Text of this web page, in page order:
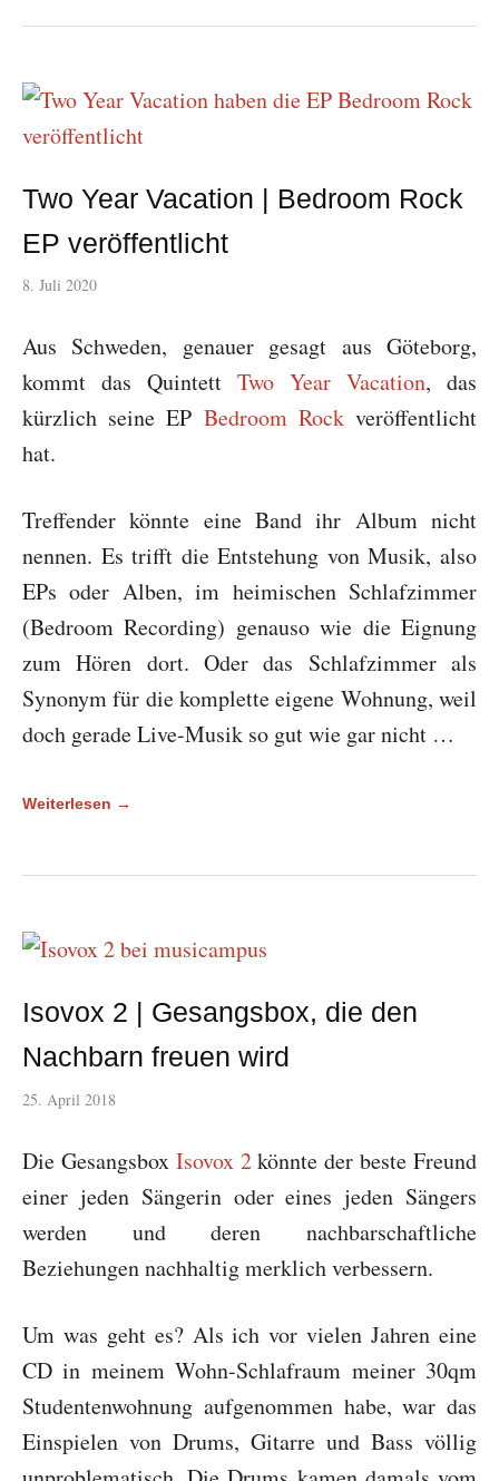
Two Year Vacation | Bedroom Rock
EP veröffentlicht
8. Juli 2020
Aus Schweden, genauer gesagt aus Göteborg,
kommt das Quintett Two Year Vacation, das
kürzlich seine EP Bedroom Rockveröffentlicht
hat.
Treffender könnte eine Band ihr Album nicht
nennen. Es trifft die Entstehung von Musik, also
EPs oder Alben, im heimischen Schlafzimmer
(Bedroom Recording) genauso wie die Eignung
zum Hören dort. Oder das Schlafzimmer als
Synonym für die komplette eigene Wohnung, weil
doch gerade Live-Musik so gut wie gar nicht …
Weiterlesen →
Isovox 2 | Gesangsbox, die den
Nachbarn freuen wird
25. April 2018
Die Gesangsbox Isovox 2könnte der beste Freund
einer jeden Sängerin oder eines jeden Sängers
werden und deren nachbarschaftliche
Beziehungen nachhaltig merklich verbessern.
Um was geht es? Als ich vor vielen Jahren eine
CD in meinem Wohn-Schlafraum meiner 30qm
Studentenwohnung aufgenommen habe, war das
Einspielen von Drums, Gitarre und Bass völlig